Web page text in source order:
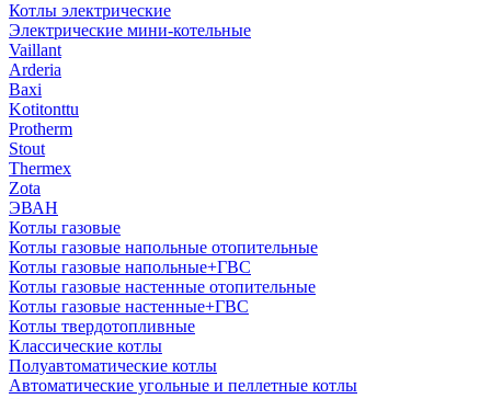
Котлы электрические
Электрические мини-котельные
Vaillant
Arderia
Baxi
Kotitonttu
Protherm
Stout
Thermex
Zota
ЭВАН
Котлы газовые
Котлы газовые напольные отопительные
Котлы газовые напольные+ГВС
Котлы газовые настенные отопительные
Котлы газовые настенные+ГВС
Котлы твердотопливные
Классические котлы
Полуавтоматические котлы
Автоматические угольные и пеллетные котлы